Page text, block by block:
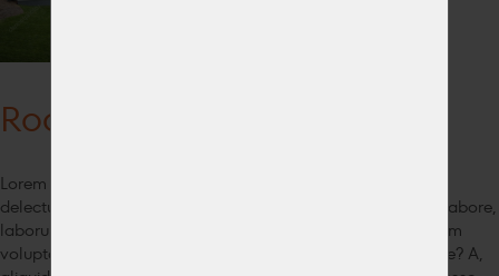
Rodinný domek v Třemošné
Lorem ipsum dolor sit amet, consectetur adipisicing elit. At
delectus doloremque ducimus fugiat illum inventore ipsum labore,
laborum nemo non omnis porro quidem similique voluptatem
voluptatum. At consequatur et nostrum officiis veritatis, vitae? A,